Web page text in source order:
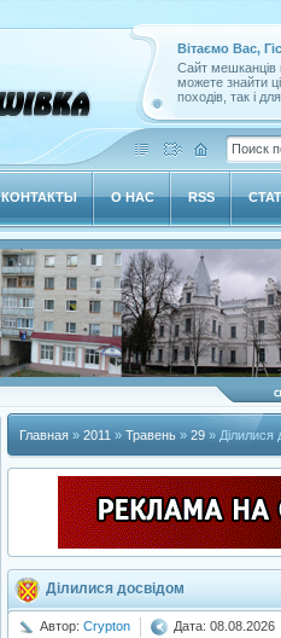
Вітаємо Вас,
Сайт мешканців
можете знайти
походів, так і
КОНТАКТЫ О НАС RSS
Главная » 2011 » Травень » 29 » Ділилися
Ділилися досвідом
Автор: Crypton Дата: 08.08.2026